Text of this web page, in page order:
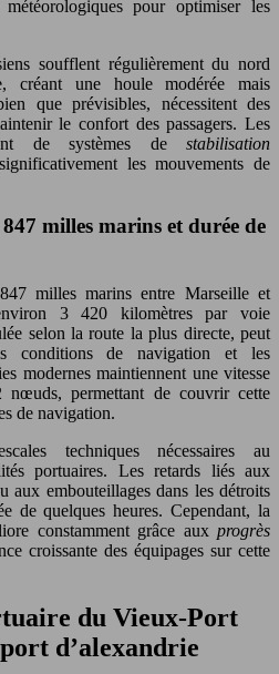
pour optimiser les
soufflent régulièrement du nord
créant une houle modérée mais
que prévisibles, nécessitent des
le confort des passagers. Les
de systèmes de stabilisation
les mouvements de
milles marins et durée de
milles marins entre Marseille et
3 420 kilomètres par voie
selon la route la plus directe, peut
conditions de navigation et les
modernes maintiennent une vitesse
nœuds, permettant de couvrir cette
de navigation.
techniques nécessaires au
portuaires. Les retards liés aux
aux embouteillages dans les détroits
de quelques heures. Cependant, la
constamment grâce aux progrès
croissante des équipages sur cette
du Vieux-Port
d’alexandrie